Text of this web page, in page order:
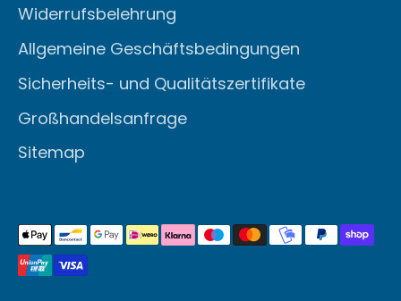
Widerrufsbelehrung
Allgemeine Geschäftsbedingungen
Sicherheits- und Qualitätszertifikate
Großhandelsanfrage
Sitemap
Akzeptierte
Zahlungsarten